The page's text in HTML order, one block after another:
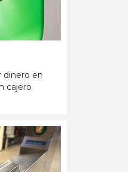
dinero en
cajero